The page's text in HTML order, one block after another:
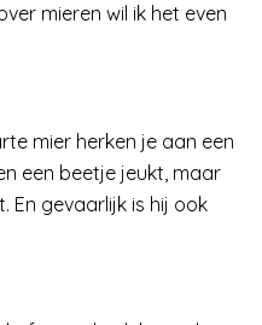
mieren wil ik het even
mier herken je aan een
een beetje jeukt, maar
En gevaarlijk is hij ook